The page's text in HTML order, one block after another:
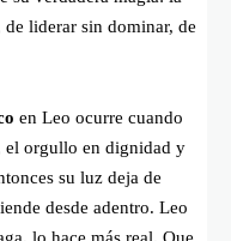
liderar sin dominar, de
en Leo ocurre cuando
el orgullo en dignidad y
su luz deja de
desde adentro. Leo